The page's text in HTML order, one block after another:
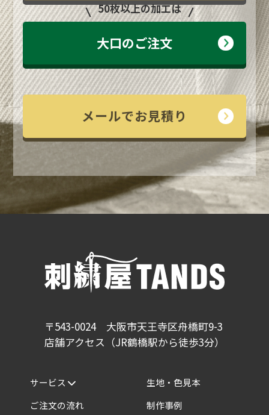
50枚以上の加工は
大口のご注文
メールでお見積り
〒543-0024 大阪市天王寺区舟橋町9-3
店舗アクセス（JR鶴橋駅から徒歩3分）
サービス
ご注文の流れ
生地・色見本
制作事例